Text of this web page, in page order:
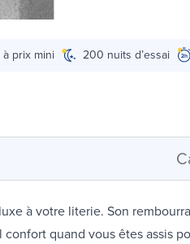
prix mini 200 nuits d’essai
à votre literie. Son
quand vous êtes assis